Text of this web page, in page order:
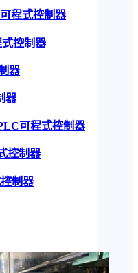
程式控制器
控制器
器
器
可程式控制器
控制器
制器